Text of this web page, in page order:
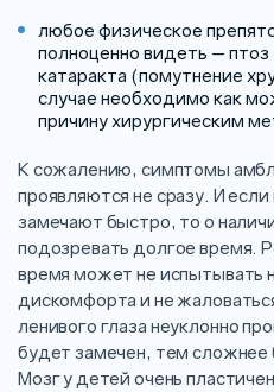
любое физическое
полноценно видеть —
катаракта (помутнение
случае необходимо как
причину хирургическим
К сожалению, симптомы
проявляются не сразу. И
замечают быстро, то о
подозревать долгое время.
время может не испытывать
дискомфорта и не
ленивого глаза неуклонно
будет замечен, тем сложнее
Мозг у детей очень